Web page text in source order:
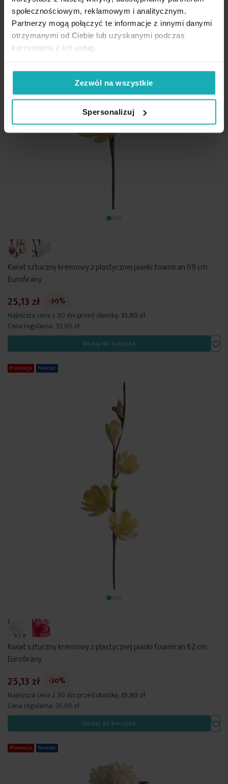
społecznościowym, reklamowym i analitycznym.
Partnerzy mogą połączyć te informacje z innymi danymi
otrzymanymi od Ciebie lub uzyskanymi podczas
korzystania z ich usług.
Zezwól na wszystkie
Spersonalizuj
Kwiat sztuczny kremowy z plastycznej pianki foamiran 69 cm
Eurofirany
25,13 zł
-30%
Najniższa cena z 30 dni przed obniżką:35,90 zł
Cena regularna: 35,90 zł
Dodaj do koszyka
Promocja Nowość
Kwiat sztuczny kremowy z plastycznej pianki foamiran 82 cm
Eurofirany
25,13 zł
-30%
Najniższa cena z 30 dni przed obniżką:35,90 zł
Cena regularna: 35,90 zł
Dodaj do koszyka
Promocja Nowość